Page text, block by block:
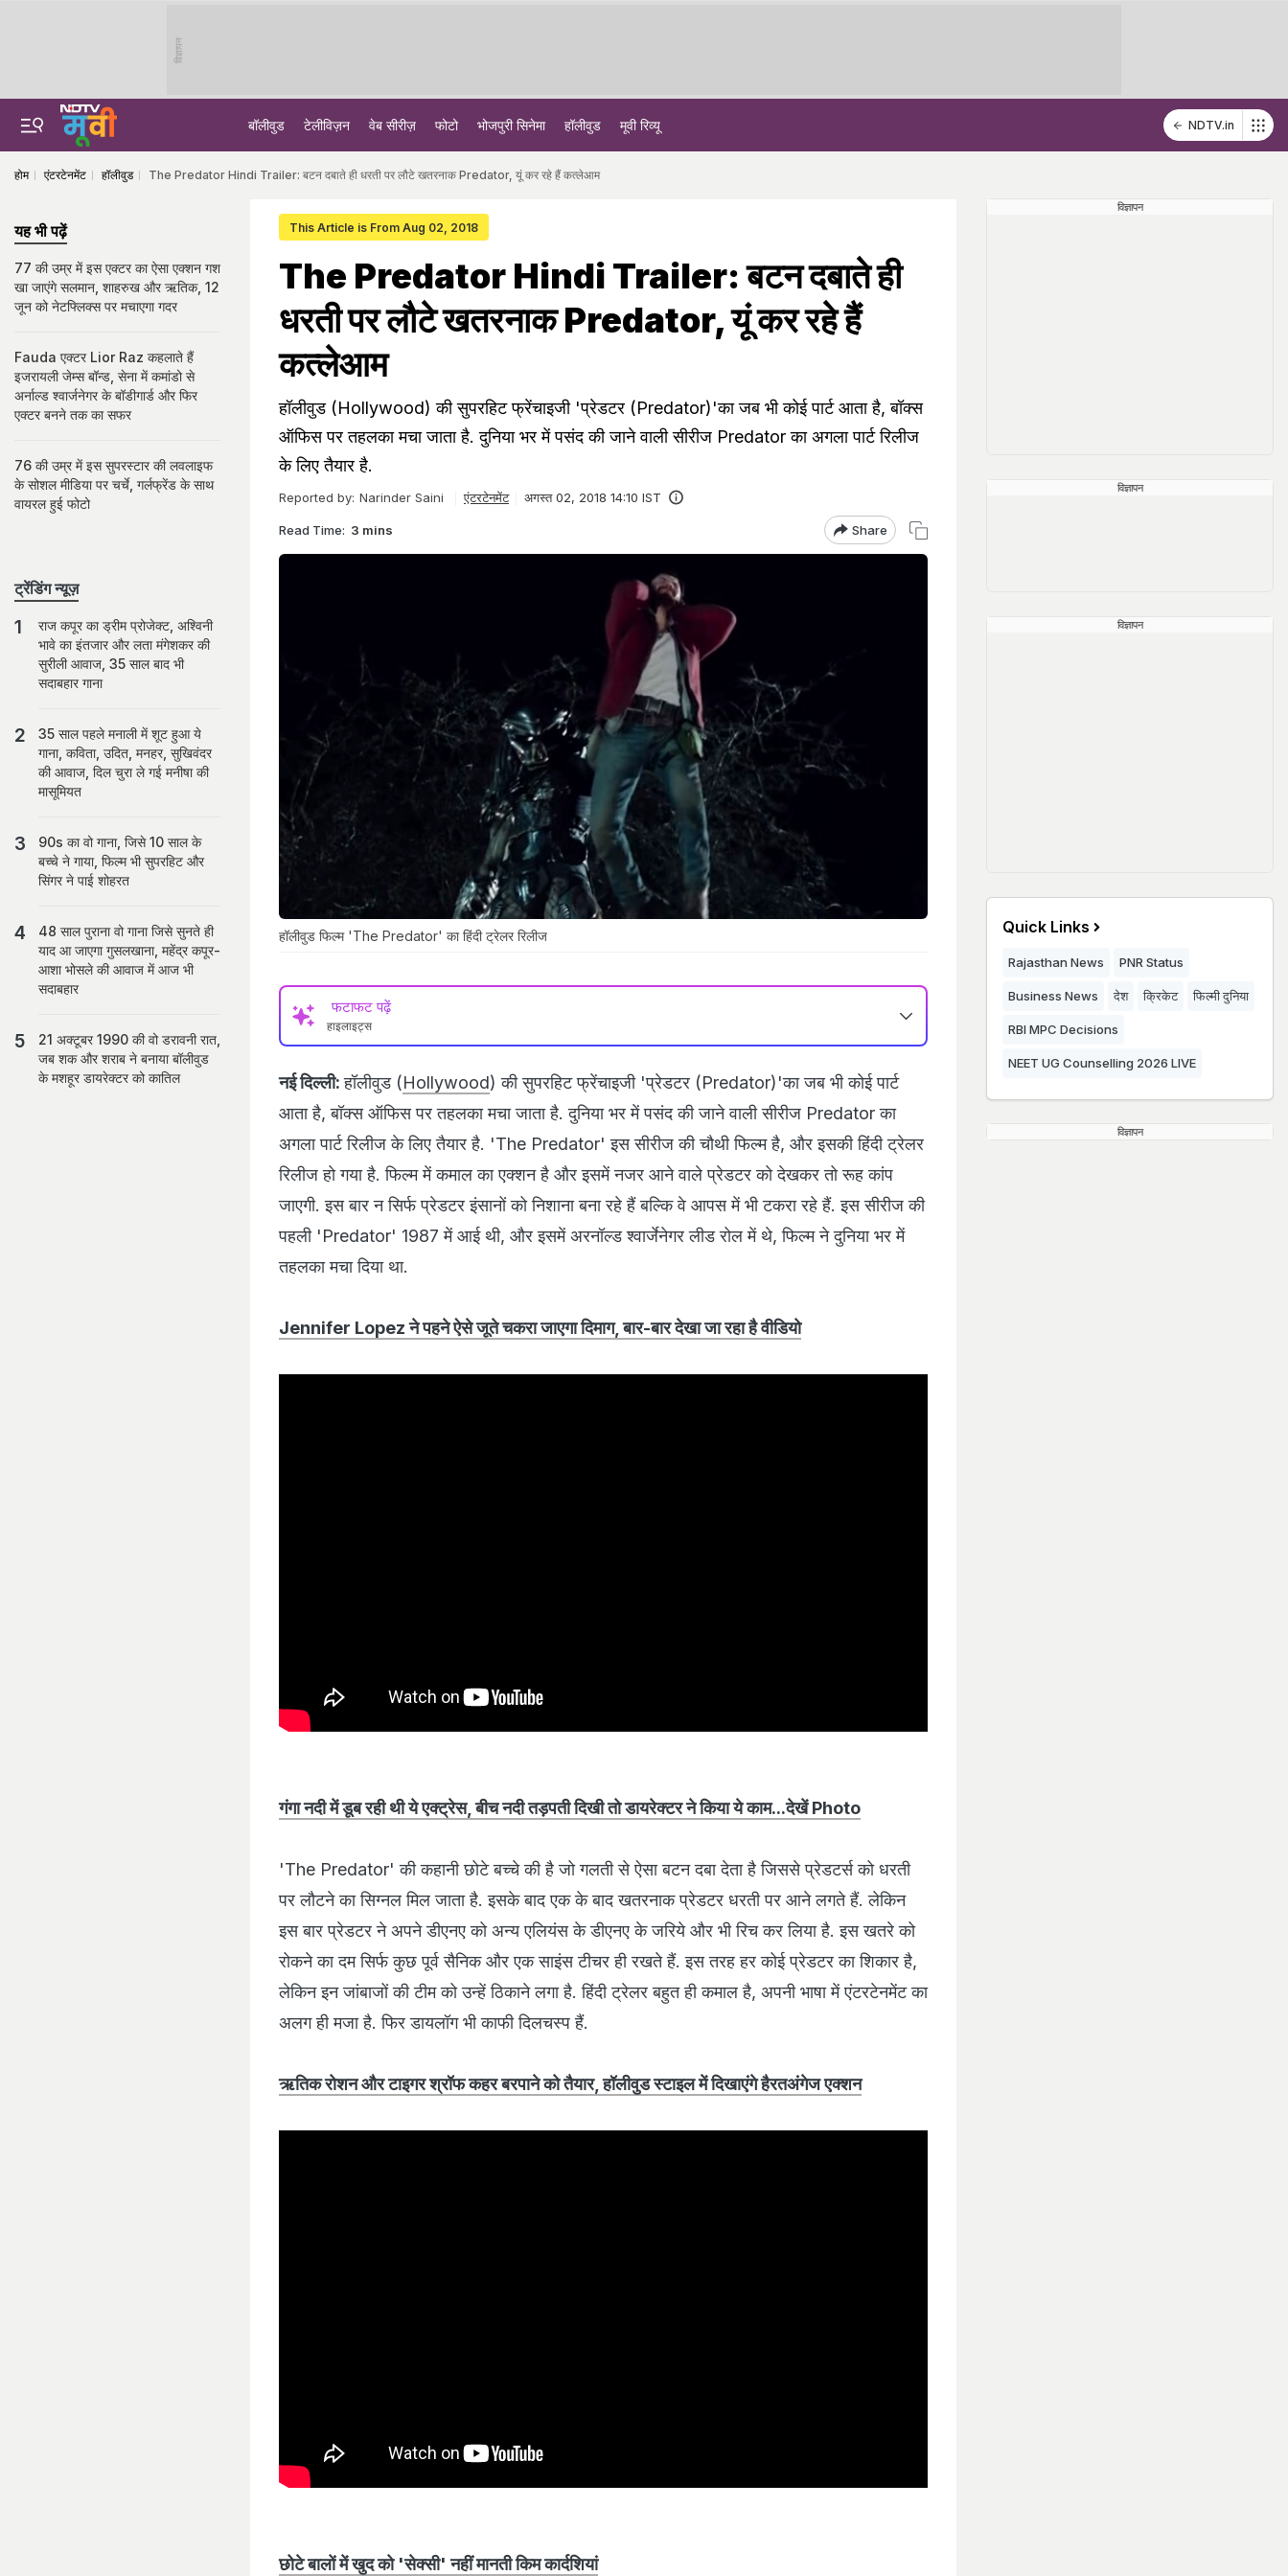
विज्ञापन
बॉलीवुड टेलीविज़न वेब सीरीज़ फोटो भोजपुरी सिनेमा हॉलीवुड मूवी रिव्यू NDTV.in
होम एंटरटेनमेंट हॉलीवुड The Predator Hindi Trailer: बटन दबाते ही धरती पर लौटे खतरनाक Predator, यूं कर रहे हैं कत्लेआम
This Article is From Aug 02, 2018
The Predator Hindi Trailer: बटन दबाते ही
धरती पर लौटे खतरनाक Predator, यूं कर रहे हैं
कत्लेआम
हॉलीवुड (Hollywood) की सुपरहिट फ्रेंचाइजी 'प्रेडटर (Predator)'का जब भी कोई पार्ट आता है, बॉक्स
ऑफिस पर तहलका मचा जाता है. दुनिया भर में पसंद की जाने वाली सीरीज Predator का अगला पार्ट रिलीज
के लिए तैयार है.
Reported by: Narinder Saini एंटरटेनमेंट अगस्त 02, 2018 14:10 IST
Read Time: 3 mins Share
हॉलीवुड फिल्म 'The Predator' का हिंदी ट्रेलर रिलीज
फटाफट पढ़ें
हाइलाइट्स
नई दिल्ली: हॉलीवुड (Hollywood) की सुपरहिट फ्रेंचाइजी 'प्रेडटर (Predator)'का जब भी कोई पार्ट
आता है, बॉक्स ऑफिस पर तहलका मचा जाता है. दुनिया भर में पसंद की जाने वाली सीरीज Predator का
अगला पार्ट रिलीज के लिए तैयार है. 'The Predator' इस सीरीज की चौथी फिल्म है, और इसकी हिंदी ट्रेलर
रिलीज हो गया है. फिल्म में कमाल का एक्शन है और इसमें नजर आने वाले प्रेडटर को देखकर तो रूह कांप
जाएगी. इस बार न सिर्फ प्रेडटर इंसानों को निशाना बना रहे हैं बल्कि वे आपस में भी टकरा रहे हैं. इस सीरीज की
पहली 'Predator' 1987 में आई थी, और इसमें अरनॉल्ड श्वार्जेनेगर लीड रोल में थे, फिल्म ने दुनिया भर में
तहलका मचा दिया था.
Jennifer Lopez ने पहने ऐसे जूते चकरा जाएगा दिमाग, बार-बार देखा जा रहा है वीडियो
गंगा नदी में डूब रही थी ये एक्ट्रेस, बीच नदी तड़पती दिखी तो डायरेक्टर ने किया ये काम...देखें Photo
'The Predator' की कहानी छोटे बच्चे की है जो गलती से ऐसा बटन दबा देता है जिससे प्रेडटर्स को धरती
पर लौटने का सिग्नल मिल जाता है. इसके बाद एक के बाद खतरनाक प्रेडटर धरती पर आने लगते हैं. लेकिन
इस बार प्रेडटर ने अपने डीएनए को अन्य एलियंस के डीएनए के जरिये और भी रिच कर लिया है. इस खतरे को
रोकने का दम सिर्फ कुछ पूर्व सैनिक और एक साइंस टीचर ही रखते हैं. इस तरह हर कोई प्रेडटर का शिकार है,
लेकिन इन जांबाजों की टीम को उन्हें ठिकाने लगा है. हिंदी ट्रेलर बहुत ही कमाल है, अपनी भाषा में एंटरटेनमेंट का
अलग ही मजा है. फिर डायलॉग भी काफी दिलचस्प हैं.
ऋतिक रोशन और टाइगर श्रॉफ कहर बरपाने को तैयार, हॉलीवुड स्टाइल में दिखाएंगे हैरतअंगेज एक्शन
छोटे बालों में खुद को 'सेक्सी' नहीं मानती किम कार्दशियां
यह भी पढ़ें
77 की उम्र में इस एक्टर का ऐसा एक्शन गश
खा जाएंगे सलमान, शाहरुख और ऋतिक, 12
जून को नेटफ्लिक्स पर मचाएगा गदर
Fauda एक्टर Lior Raz कहलाते हैं
इजरायली जेम्स बॉन्ड, सेना में कमांडो से
अर्नाल्ड श्वार्जनेगर के बॉडीगार्ड और फिर
एक्टर बनने तक का सफर
76 की उम्र में इस सुपरस्टार की लवलाइफ
के सोशल मीडिया पर चर्चे, गर्लफ्रेंड के साथ
वायरल हुई फोटो
ट्रेंडिंग न्यूज़
राज कपूर का ड्रीम प्रोजेक्ट, अश्विनी
भावे का इंतजार और लता मंगेशकर की
सुरीली आवाज, 35 साल बाद भी
सदाबहार गाना
35 साल पहले मनाली में शूट हुआ ये
गाना, कविता, उदित, मनहर, सुखिवंदर
की आवाज, दिल चुरा ले गई मनीषा की
मासूमियत
90s का वो गाना, जिसे 10 साल के
बच्चे ने गाया, फिल्म भी सुपरहिट और
सिंगर ने पाई शोहरत
48 साल पुराना वो गाना जिसे सुनते ही
याद आ जाएगा गुसलखाना, महेंद्र कपूर-
आशा भोसले की आवाज में आज भी
सदाबहार
21 अक्टूबर 1990 की वो डरावनी रात,
जब शक और शराब ने बनाया बॉलीवुड
के मशहूर डायरेक्टर को कातिल
विज्ञापन
विज्ञापन
विज्ञापन
Quick Links
Rajasthan News PNR Status
Business News देश क्रिकेट फिल्मी दुनिया
RBI MPC Decisions
NEET UG Counselling 2026 LIVE
विज्ञापन